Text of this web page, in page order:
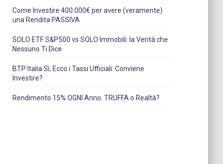
Come Investire 400.000€ per avere (veramente)
una Rendita PASSIVA
SOLO ETF S&P500 vs SOLO Immobili: la Verità che
Nessuno Ti Dice
BTP Italia Sì, Ecco i Tassi Ufficiali: Conviene
Investire?
Rendimento 15% OGNI Anno: TRUFFA o Realtà?